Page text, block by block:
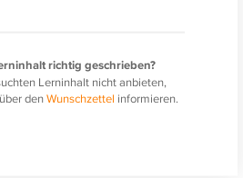
richtig geschrieben?
Lerninhalt nicht anbieten,
denWunschzettel informieren.